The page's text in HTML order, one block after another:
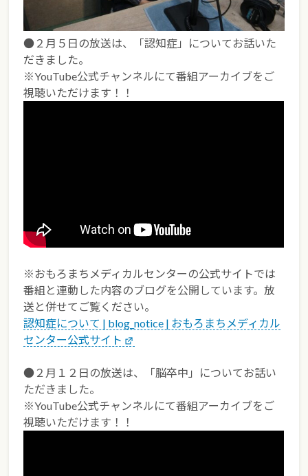
●２月５日の放送は、「認知症」についてお話いた
だきました。
※YouTube公式チャンネルにて番組アーカイブをご
視聴いただけます！！
※おもろまちメディカルセンターの公式サイトでは
番組と連動した内容のブログを公開しています。放
送と併せてご覧ください。
認知症について | blog_notice | おもろまちメディカル
センター公式サイト
●２月１２日の放送は、「脳卒中」についてお話い
ただきました。
※YouTube公式チャンネルにて番組アーカイブをご
視聴いただけます！！